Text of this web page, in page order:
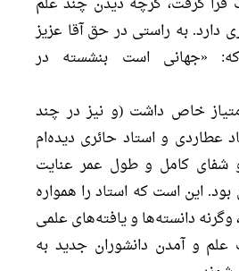
دارد. به راستی در حق آقا عزیز
«جهانی است بنشسته در
خاص داشت (و نیز در چند
عطاردی و استاد حائری دیده‌ام
شفای کامل و طول عمر عنایت
این است که استاد را همواره
وگرنه دانسته‌ها و یافته‌های علمی
علم و آمدن دانشوران جدید به